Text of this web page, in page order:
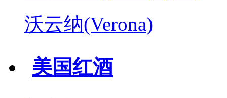
沃云纳(Verona)
美国红酒